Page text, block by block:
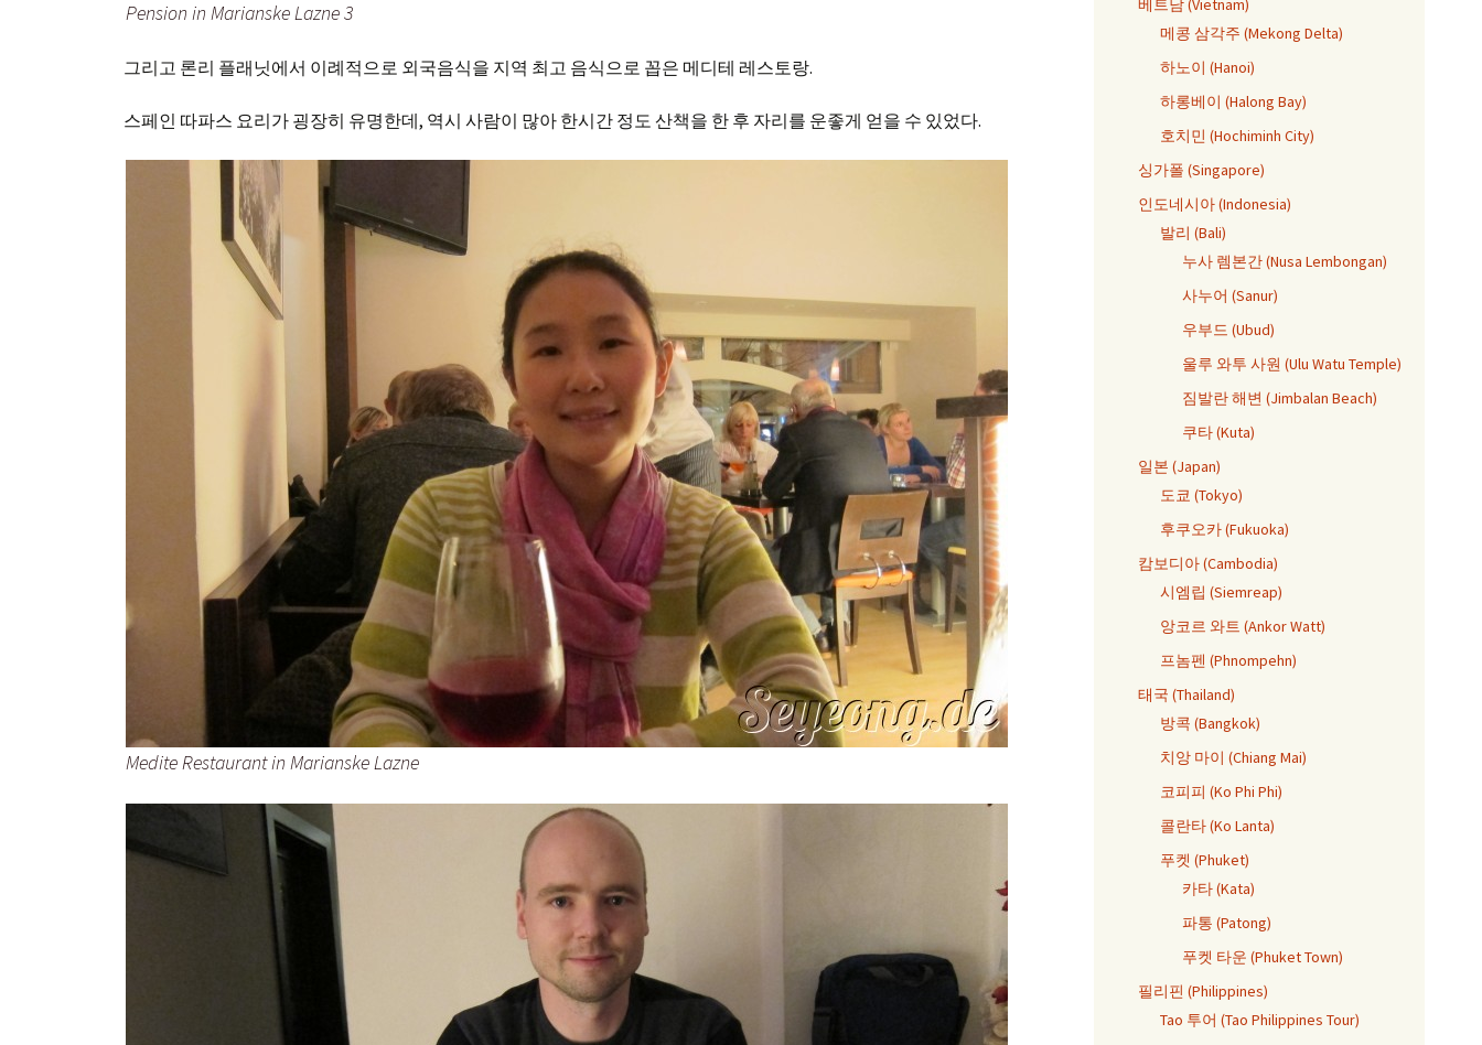
Pension in Marianske Lazne 3
그리고 론리 플래닛에서 이례적으로 외국음식을 지역 최고 음식으로 꼽은 메디테 레스토랑.
스페인 따파스 요리가 굉장히 유명한데, 역시 사람이 많아 한시간 정도 산책을 한 후 자리를 운좋게 얻을 수 있었다.
Medite Restaurant in Marianske Lazne
베트남 (Vietnam)
메콩 삼각주 (Mekong Delta)
하노이 (Hanoi)
하롱베이 (Halong Bay)
호치민 (Hochiminh City)
싱가폴 (Singapore)
인도네시아 (Indonesia)
발리 (Bali)
누사 렘본간 (Nusa Lembongan)
사누어 (Sanur)
우부드 (Ubud)
울루 와투 사원 (Ulu Watu Temple)
짐발란 해변 (Jimbalan Beach)
쿠타 (Kuta)
일본 (Japan)
도쿄 (Tokyo)
후쿠오카 (Fukuoka)
캄보디아 (Cambodia)
시엠립 (Siemreap)
앙코르 와트 (Ankor Watt)
프놈펜 (Phnompehn)
태국 (Thailand)
방콕 (Bangkok)
치앙 마이 (Chiang Mai)
코피피 (Ko Phi Phi)
콜란타 (Ko Lanta)
푸켓 (Phuket)
카타 (Kata)
파통 (Patong)
푸켓 타운 (Phuket Town)
필리핀 (Philippines)
Tao 투어 (Tao Philippines Tour)